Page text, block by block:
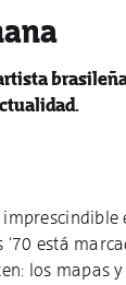
está
los mapas